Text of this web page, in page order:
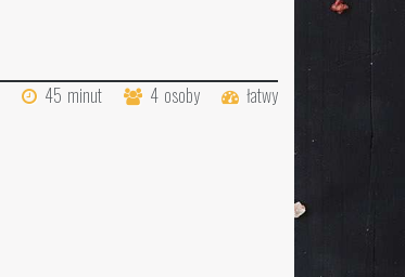
45 minut 4 osoby łatwy